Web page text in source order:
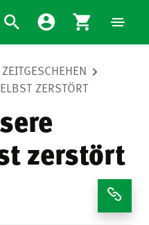
ZEITGESCHEHEN
ZERSTÖRT
zerstört